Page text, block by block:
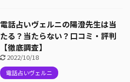
電話占いヴェルニの陽澄先生は当
たる？当たらない？口コミ・評判
【徹底調査】
2022/10/18
電話占いヴェルニ